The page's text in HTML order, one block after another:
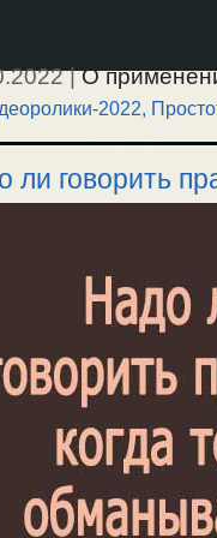
|О
2022,
ли говорить